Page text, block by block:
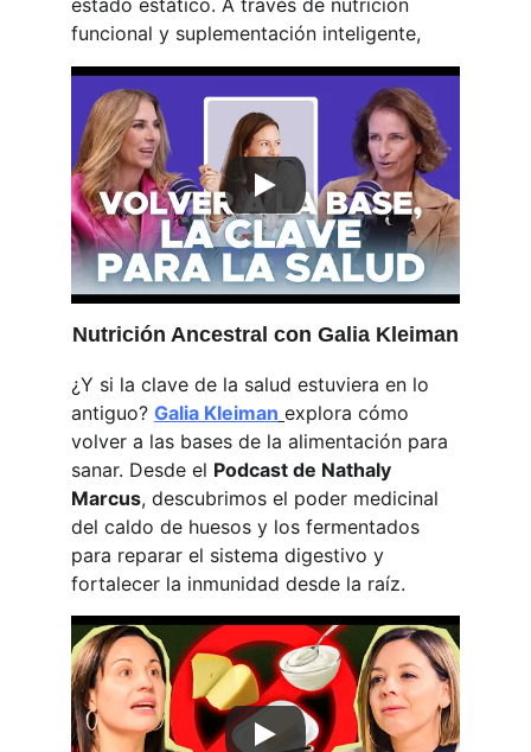
estado estático. A través de nutrición
funcional y suplementación inteligente,
Nutrición Ancestral con Galia Kleiman
¿Y si la clave de la salud estuviera en lo
antiguo? Galia Kleiman explora cómo
volver a las bases de la alimentación para
sanar. Desde el Podcast de Nathaly
Marcus, descubrimos el poder medicinal
del caldo de huesos y los fermentados
para reparar el sistema digestivo y
fortalecer la inmunidad desde la raíz.